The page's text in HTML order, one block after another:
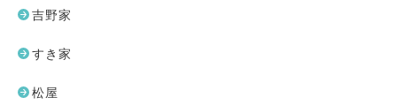
吉野家
すき家
松屋